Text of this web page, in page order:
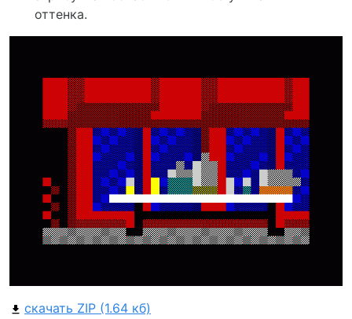
оттенка.
скачать ZIP (1.64 кб)